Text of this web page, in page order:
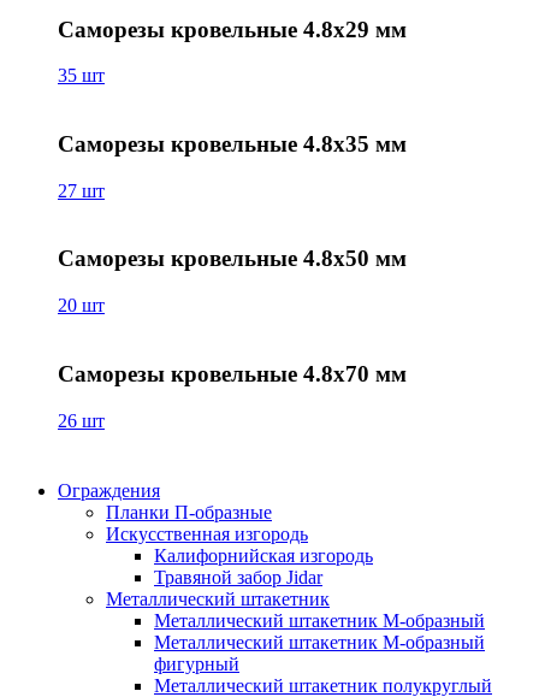
Саморезы кровельные 4.8х29 мм
35 шт
Саморезы кровельные 4.8х35 мм
27 шт
Саморезы кровельные 4.8х50 мм
20 шт
Саморезы кровельные 4.8х70 мм
26 шт
Ограждения
Планки П-образные
Искусственная изгородь
Калифорнийская изгородь
Травяной забор Jidar
Металлический штакетник
Металлический штакетник М-образный
Металлический штакетник М-образный
фигурный
Металлический штакетник полукруглый